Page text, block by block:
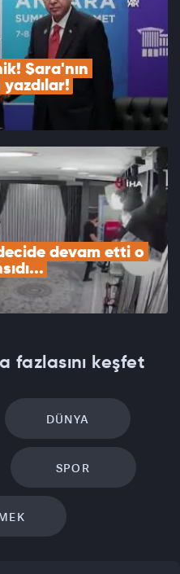
Şara'nın
devam etti o
fazlasını keşfet
DÜNYA
SPOR